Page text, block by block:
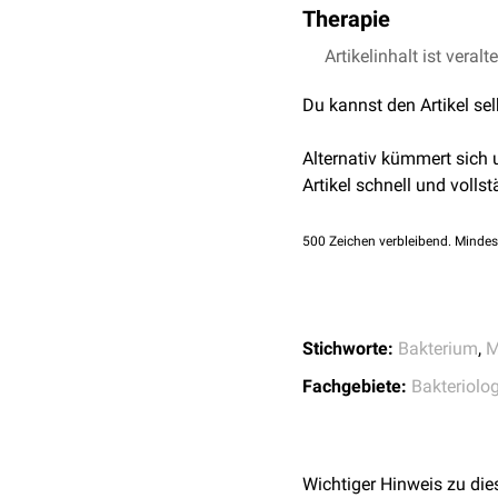
sich daher
Fischern
Aquarienbesitzern
Baggerseen
Wochen bis Monate
Die Diagnose wird durch
Färbung).
Therapie
Die Therapie erfolgt
Ist so keine Abheilung
Artikelinhalt ist
Du kannst den Artikel
Alternativ kümmert sich
Artikel schnell und
500 Zeichen verbleibend.
Stichworte: Bakterium,
Fachgebiete:
Wichtiger Hinweis zu